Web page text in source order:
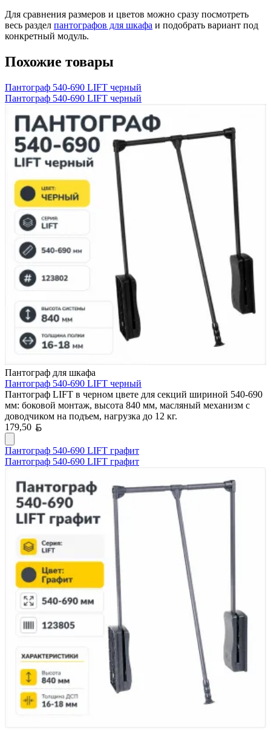
Для сравнения размеров и цветов можно сразу посмотреть
весь раздел пантографов для шкафа и подобрать вариант под
конкретный модуль.
Похожие товары
Пантограф 540-690 LIFT черный
Пантограф 540-690 LIFT черный
Пантограф для шкафа
Пантограф 540-690 LIFT черный
Пантограф LIFT в черном цвете для секций шириной 540-690
мм: боковой монтаж, высота 840 мм, масляный механизм с
доводчиком на подъем, нагрузка до 12 кг.
179,50
Пантограф 540-690 LIFT графит
Пантограф 540-690 LIFT графит